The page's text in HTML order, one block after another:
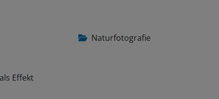
Naturfotografie
Effekt